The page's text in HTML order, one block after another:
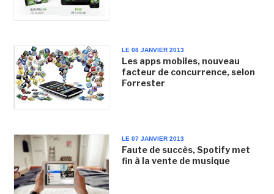
LE 08 JANVIER 2013
Les apps mobiles, nouveau
facteur de concurrence, selon
Forrester
LE 07 JANVIER 2013
Faute de succès, Spotify met
fin à la vente de musique